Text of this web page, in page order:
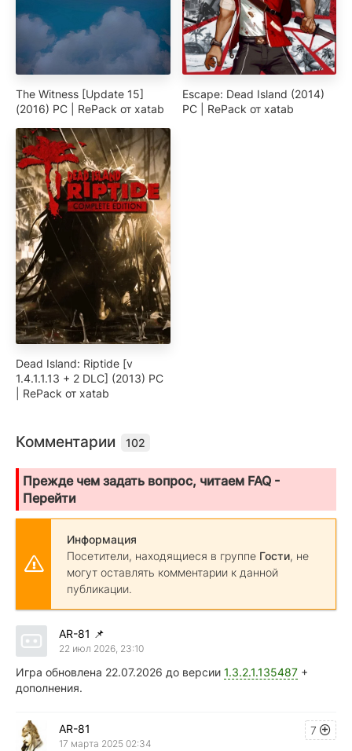
The Witness [Update 15]
(2016) PC | RePack от xatab
Escape: Dead Island (2014)
PC | RePack от xatab
Dead Island: Riptide [v
1.4.1.1.13 + 2 DLC] (2013) PC
| RePack от xatab
Комментарии 102
Прежде чем задать вопрос, читаем FAQ -
Перейти
Информация
Посетители, находящиеся в группе Гости, не
могут оставлять комментарии к данной
публикации.
AR-81 📌
22 июл 2026, 23:10
Игра обновлена 22.07.2026 до версии 1.3.2.1.135487 +
дополнения.
7
AR-81
17 марта 2025 02:34